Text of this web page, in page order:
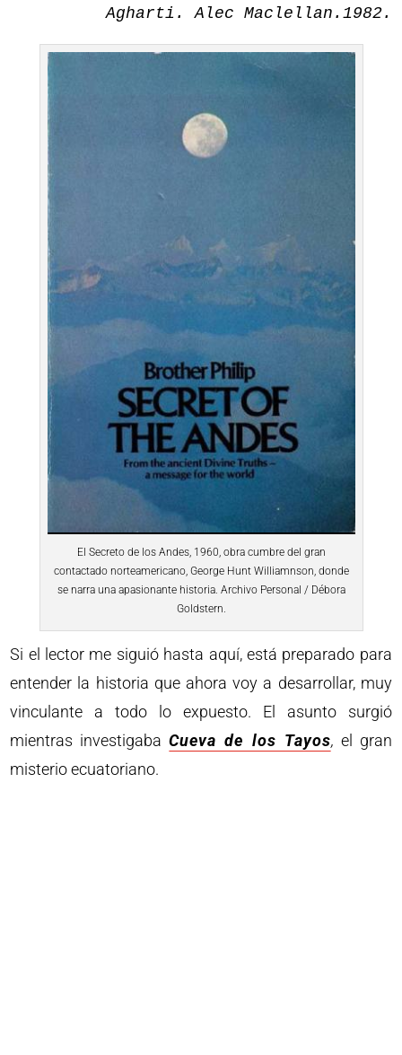
Agharti. Alec Maclellan.1982.
El Secreto de los Andes, 1960, obra cumbre del gran
contactado norteamericano, George Hunt Williamnson, donde
se narra una apasionante historia. Archivo Personal / Débora
Goldstern.
Si el lector me siguió hasta aquí, está preparado para
entender la historia que ahora voy a desarrollar, muy
vinculante a todo lo expuesto. El asunto surgió
mientras investigabaCueva de los Tayos, el gran
misterio ecuatoriano.